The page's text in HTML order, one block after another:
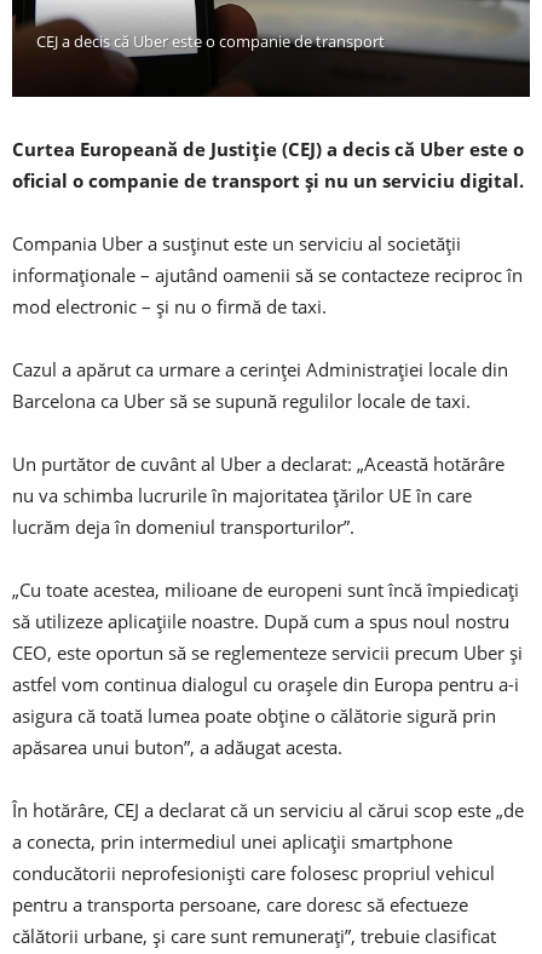
CEJ a decis că Uber este o companie de transport
Curtea Europeană de Justiție (CEJ) a decis că Uber este o
oficial o companie de transport și nu un serviciu digital.
Compania Uber a susținut este un serviciu al societății
informaționale – ajutând oamenii să se contacteze reciproc în
mod electronic – și nu o firmă de taxi.
Cazul a apărut ca urmare a cerinței Administrației locale din
Barcelona ca Uber să se supună regulilor locale de taxi.
Un purtător de cuvânt al Uber a declarat: „Această hotărâre
nu va schimba lucrurile în majoritatea țărilor UE în care
lucrăm deja în domeniul transporturilor”.
„Cu toate acestea, milioane de europeni sunt încă împiedicați
să utilizeze aplicațiile noastre. După cum a spus noul nostru
CEO, este oportun să se reglementeze servicii precum Uber și
astfel vom continua dialogul cu orașele din Europa pentru a-i
asigura că toată lumea poate obține o călătorie sigură prin
apăsarea unui buton”, a adăugat acesta.
În hotărâre, CEJ a declarat că un serviciu al cărui scop este „de
a conecta, prin intermediul unei aplicații smartphone
conducătorii neprofesioniști care folosesc propriul vehicul
pentru a transporta persoane, care doresc să efectueze
călătorii urbane, și care sunt remunerați”, trebuie clasificat